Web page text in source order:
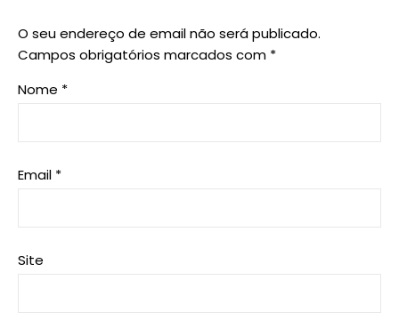
O seu endereço de email não será publicado.
Campos obrigatórios marcados com *
Nome *
Email *
Site